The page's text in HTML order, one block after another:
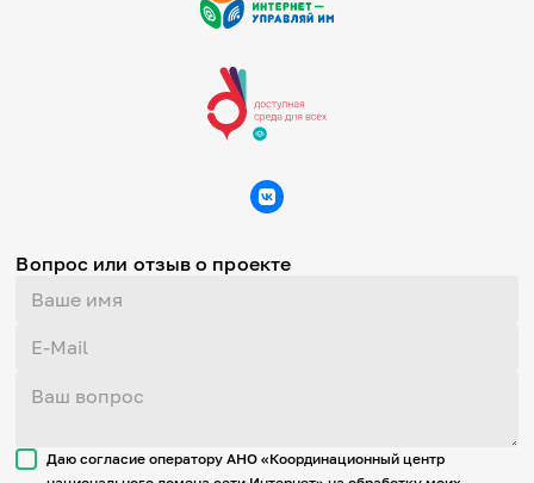
Вопрос или отзыв о проекте
Даю согласие оператору АНО «Координационный центр